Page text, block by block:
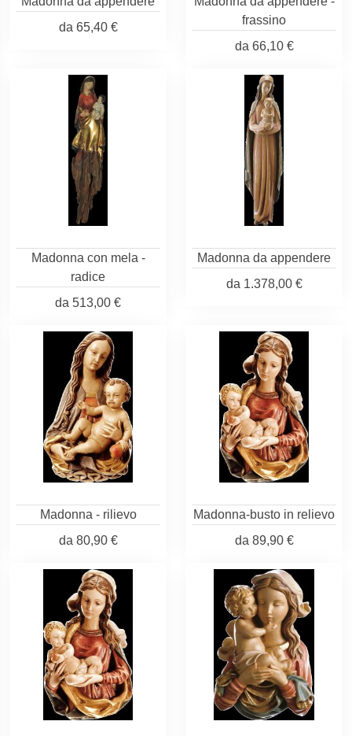
da 65,40 €
frassino
da 66,10 €
Madonna con mela -
radice
da 513,00 €
Madonna da appendere
da 1.378,00 €
Madonna - rilievo
da 80,90 €
Madonna-busto in relievo
da 89,90 €